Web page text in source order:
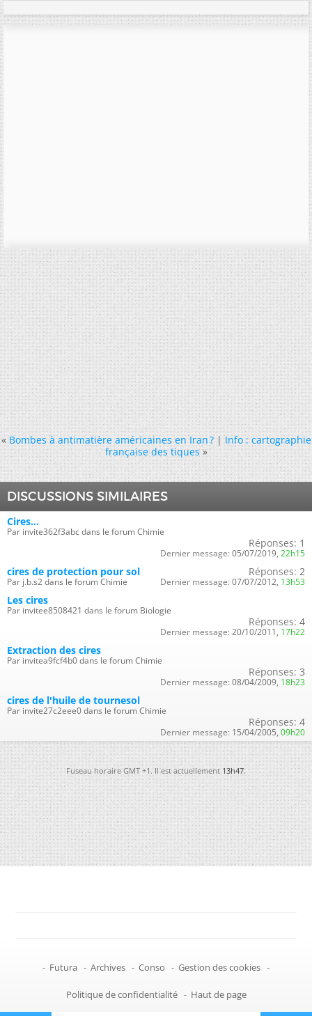
« Bombes à antimatière américaines en Iran ?|Info : cartographie
française des tiques »
DISCUSSIONS SIMILAIRES
Cires...
Par invite362f3abc dans le forum Chimie
Réponses: 1
Dernier message: 05/07/2019, 22h15
cires de protection pour sol
Par j.b.s2 dans le forum Chimie
Réponses: 2
Dernier message: 07/07/2012, 13h53
Les cires
Par invitee8508421 dans le forum Biologie
Réponses: 4
Dernier message: 20/10/2011, 17h22
Extraction des cires
Par invitea9fcf4b0 dans le forum Chimie
Réponses: 3
Dernier message: 08/04/2009, 18h23
cires de l'huile de tournesol
Par invite27c2eee0 dans le forum Chimie
Réponses: 4
Dernier message: 15/04/2005, 09h20
Fuseau horaire GMT +1. Il est actuellement13h47.
- Futura - Archives - Conso - Gestion des cookies -
Politique de confidentialité - Haut de page